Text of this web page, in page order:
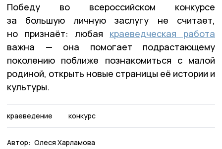
Победу во всероссийском конкурсе
за большую личную заслугу не считает,
но признаёт: любая краеведческая работа
важна — она помогает подрастающему
поколению поближе познакомиться с малой
родиной, открыть новые страницы её истории и
культуры.
краеведение конкурс
Автор: Олеся Харламова